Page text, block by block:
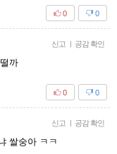
0
0
신고 | 공감 확인
까
0
0
신고 | 공감 확인
쌀숭아 ㅋㅋ